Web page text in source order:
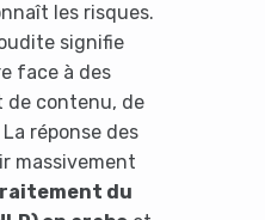
les risques.
signifie
face à des
de contenu, de
réponse des
massivement
du